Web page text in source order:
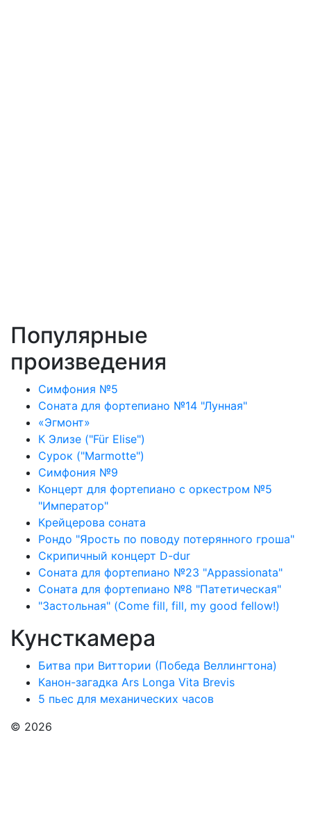
Популярные
произведения
Симфония №5
Соната для фортепиано №14 "Лунная"
«Эгмонт»
К Элизе ("Für Elise")
Сурок ("Marmotte")
Симфония №9
Концерт для фортепиано с оркестром №5
"Император"
Крейцерова соната
Рондо "Ярость по поводу потерянного гроша"
Скрипичный концерт D-dur
Соната для фортепиано №23 "Appassionata"
Соната для фортепиано №8 "Патетическая"
"Застольная" (Come fill, fill, my good fellow!)
Кунсткамера
Битва при Виттории (Победа Веллингтона)
Канон-загадка Ars Longa Vita Brevis
5 пьес для механических часов
© 2026